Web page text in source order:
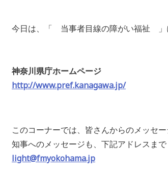
今日は、「 当事者目線の障がい福祉
神奈川県庁ホームページ
http://www.pref.kanagawa.jp/
このコーナーでは、皆さんからのメッセ
知事へのメッセージも、下記アドレスまで
light@fmyokohama.jp